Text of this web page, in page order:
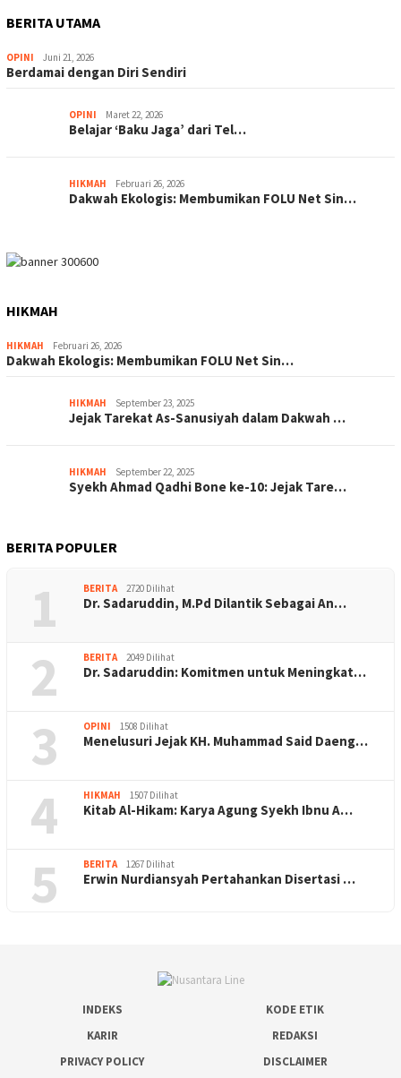
BERITA UTAMA
OPINI Juni 21, 2026
Berdamai dengan Diri Sendiri
OPINI Maret 22, 2026
Belajar ‘Baku Jaga’ dari Tel…
HIKMAH Februari 26, 2026
Dakwah Ekologis: Membumikan FOLU Net Sin…
HIKMAH
HIKMAH Februari 26, 2026
Dakwah Ekologis: Membumikan FOLU Net Sin…
HIKMAH September 23, 2025
Jejak Tarekat As-Sanusiyah dalam Dakwah …
HIKMAH September 22, 2025
Syekh Ahmad Qadhi Bone ke-10: Jejak Tare…
BERITA POPULER
1 BERITA 2720 Dilihat
Dr. Sadaruddin, M.Pd Dilantik Sebagai An…
2 BERITA 2049 Dilihat
Dr. Sadaruddin: Komitmen untuk Meningkat…
3 OPINI 1508 Dilihat
Menelusuri Jejak KH. Muhammad Said Daeng…
4 HIKMAH 1507 Dilihat
Kitab Al-Hikam: Karya Agung Syekh Ibnu A…
5 BERITA 1267 Dilihat
Erwin Nurdiansyah Pertahankan Disertasi …
INDEKS
KODE ETIK
KARIR
REDAKSI
PRIVACY POLICY
DISCLAIMER